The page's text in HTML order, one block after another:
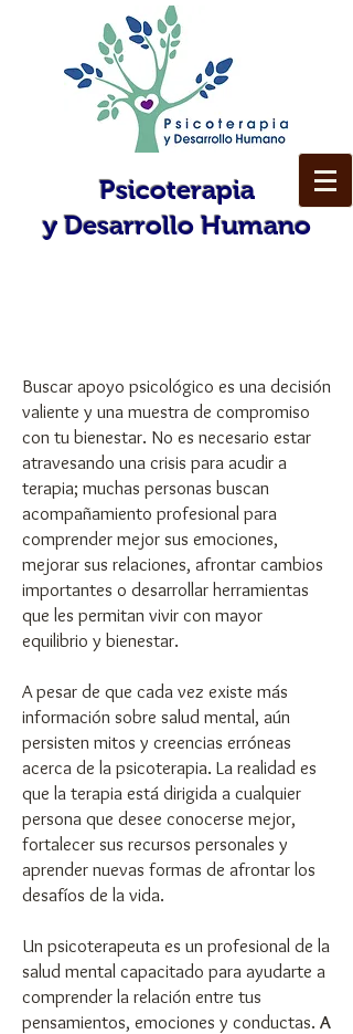
Psicoterapia
yDesarrollo Humano
Buscar apoyo psicológico es una decisión
valiente y una muestra de compromiso
con tu bienestar. No es necesario estar
atravesando una crisis para acudir a
terapia; muchas personas buscan
acompañamiento profesional para
comprender mejor sus emociones,
mejorar sus relaciones, afrontar cambios
importantes o desarrollar herramientas
que les permitan vivir con mayor
equilibrio y bienestar.
A pesar de que cada vez existe más
información sobre salud mental, aún
persisten mitos y creencias erróneas
acerca de la psicoterapia. La realidad es
que la terapia está dirigida a cualquier
persona que desee conocerse mejor,
fortalecer sus recursos personales y
aprender nuevas formas de afrontar los
desafíos de la vida.
Un psicoterapeuta es un profesional de la
salud mental capacitado para ayudarte a
comprender la relación entre tus
pensamientos, emociones y conductas. A